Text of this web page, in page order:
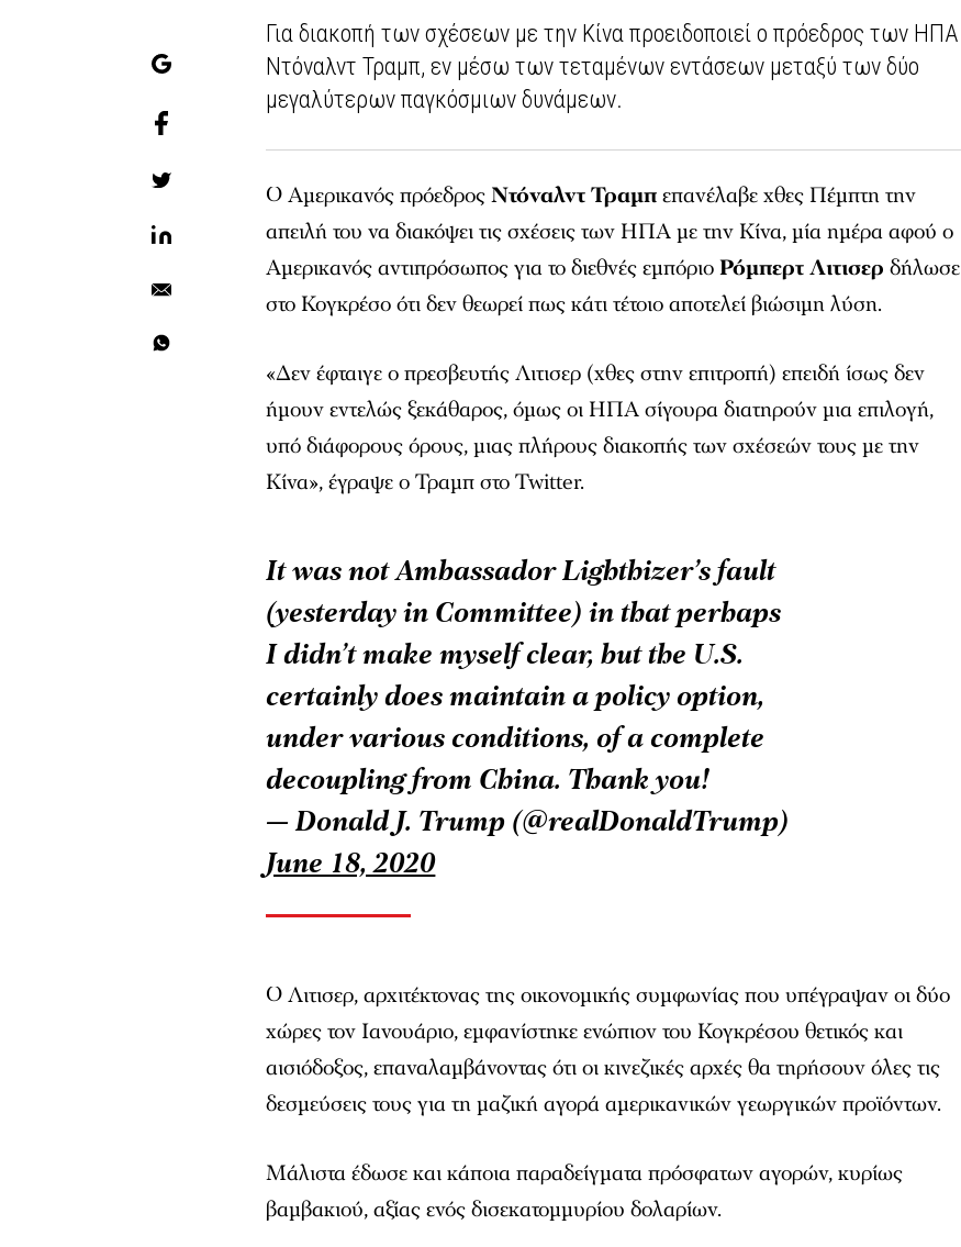
Για διακοπή των σχέσεων με την Κίνα προειδοποιεί ο πρόεδρος των ΗΠΑ
Ντόναλντ Τραμπ, εν μέσω των τεταμένων εντάσεων μεταξύ των δύο
μεγαλύτερων παγκόσμιων δυνάμεων.
Ο Αμερικανός πρόεδροςΝτόναλντ Τραμπεπανέλαβε χθες Πέμπτη την
απειλή του να διακόψει τις σχέσεις των ΗΠΑ με την Κίνα, μία ημέρα αφού ο
Αμερικανός αντιπρόσωπος για το διεθνές εμπόριοΡόμπερτ Λιτισερ δήλωσε
στο Κογκρέσο ότι δεν θεωρεί πως κάτι τέτοιο αποτελεί βιώσιμη λύση.
«Δεν έφταιγε ο πρεσβευτής Λιτισερ (χθες στην επιτροπή) επειδή ίσως δεν
ήμουν εντελώς ξεκάθαρος, όμως οι ΗΠΑ σίγουρα διατηρούν μια επιλογή,
υπό διάφορους όρους, μιας πλήρους διακοπής των σχέσεών τους με την
Κίνα», έγραψε ο Τραμπ στο Twitter.
It was not Ambassador Lighthizer’s fault
(yesterday in Committee) in that perhaps
I didn’t make myself clear, but the U.S.
certainly does maintain a policy option,
under various conditions, of a complete
decoupling from China. Thank you!
— Donald J. Trump (@realDonaldTrump)
June 18, 2020
Ο Λιτισερ, αρχιτέκτονας της οικονομικής συμφωνίας που υπέγραψαν οι δύο
χώρες τον Ιανουάριο, εμφανίστηκε ενώπιον του Κογκρέσου θετικός και
αισιόδοξος, επαναλαμβάνοντας ότι οι κινεζικές αρχές θα τηρήσουν όλες τις
δεσμεύσεις τους για τη μαζική αγορά αμερικανικών γεωργικών προϊόντων.
Μάλιστα έδωσε και κάποια παραδείγματα πρόσφατων αγορών, κυρίως
βαμβακιού, αξίας ενός δισεκατομμυρίου δολαρίων.